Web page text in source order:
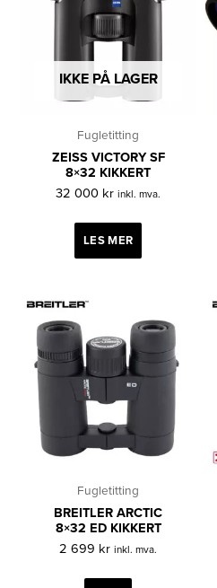
IKKE PÅ LAGER
Fugletitting
ZEISS VICTORY SF
8×32 KIKKERT
32 000 kr inkl. mva.
LES MER
Fugletitting
BREITLER ARCTIC
8×32 ED KIKKERT
2 699 kr inkl. mva.